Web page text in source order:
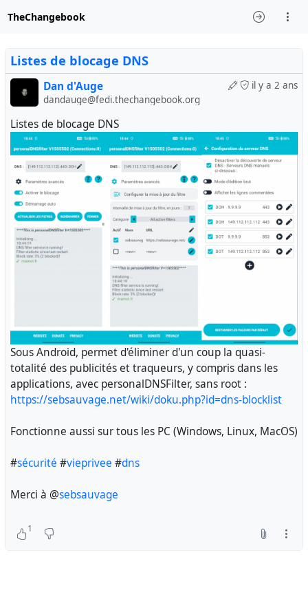
TheChangebook
Listes de blocage DNS
il y a 2 ans
Dan d'Auge
dandauge@fedi.thechangebook.org
Listes de blocage DNS
Sous Android, permet d'éliminer d'un coup la quasi-
totalité des publicités et traqueurs, y compris dans les
applications, avec personalDNSFilter, sans root :
https://sebsauvage.net/wiki/doku.php?id=dns-blocklist
Fonctionne aussi sur tous les PC (Windows, Linux, MacOS)
#sécurité #vieprivee #dns
Merci à @sebsauvage
1